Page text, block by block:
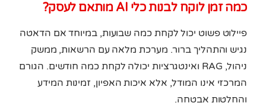
כמה זמן לוקח לבנות כלי AI מותאם לעסק?
פיילוט פשוט יכול לקחת כמה שבועות, במיוחד אם הדאטה
נגיש והתהליך ברור. מערכת מלאה עם הרשאות, ממשק
ניהול, RAG ואינטגרציות יכולה לקחת כמה חודשים. הגורם
המרכזי אינו המודל, אלא איכות האפיון, זמינות המידע
והחלטות אבטחה.